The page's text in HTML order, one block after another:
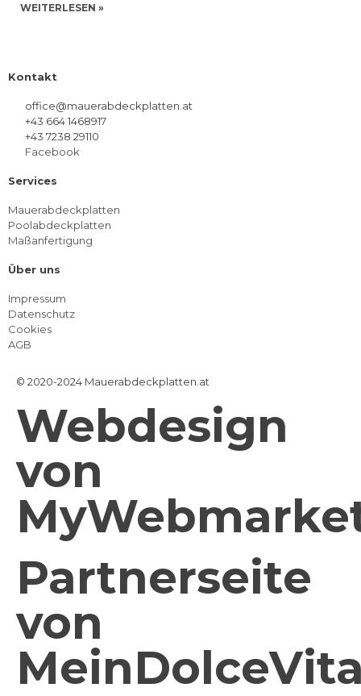
WEITERLESEN »
Kontakt
office@mauerabdeckplatten.at
+43 664 1468917
+43 7238 29110
Facebook
Services
Mauerabdeckplatten
Poolabdeckplatten
Maßanfertigung
Über uns
Impressum
Datenschutz
Cookies
AGB
© 2020-2024 Mauerabdeckplatten.at
Webdesign
von
Partnerseite
von